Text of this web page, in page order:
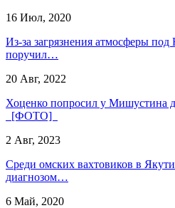
16 Июл, 2020
Из-за загрязнения атмосферы
поручил…
20 Авг, 2022
Хоценко попросил у Мишустина
[ФОТО]
2 Авг, 2023
Среди омских вахтовиков в
диагнозом…
6 Май, 2020